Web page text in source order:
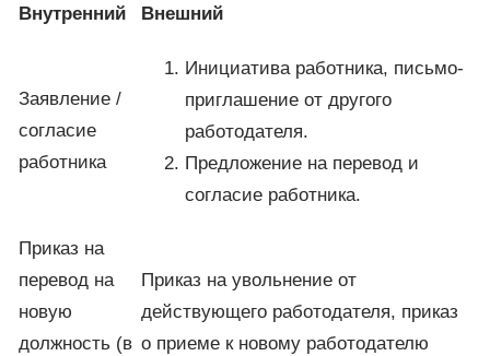
Внутренний
Внешний
Заявление /
согласие
работника
Инициатива работника, письмо-
приглашение от другого
работодателя.
Предложение на перевод и
согласие работника.
Приказ на
перевод на
новую
должность (в
Приказ на увольнение от
действующего работодателя, приказ
о приеме к новому работодателю